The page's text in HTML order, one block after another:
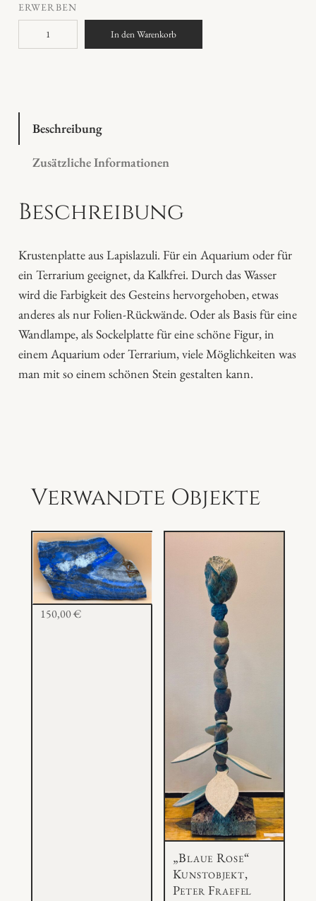
ERWERBEN
a
a
l
In den Warenkorb
Beschreibung
Zusätzliche Informationen
Beschreibung
Krustenplatte aus Lapislazuli. Für ein Aquarium oder für
ein Terrarium geeignet, da Kalkfrei. Durch das Wasser
wird die Farbigkeit des Gesteins hervorgehoben, etwas
anderes als nur Folien-Rückwände. Oder als Basis für eine
Wandlampe, als Sockelplatte für eine schöne Figur, in
einem Aquarium oder Terrarium, viele Möglichkeiten was
man mit so einem schönen Stein gestalten kann.
Verwandte Objekte
150,00€
„Blaue Rose“
Kunstobjekt,
Peter Fraefel